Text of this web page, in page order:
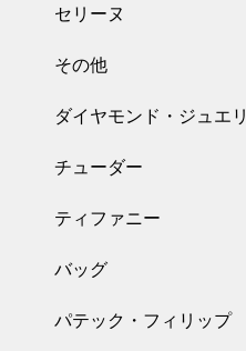
セリーヌ
その他
ダイヤモンド・ジュエ
チューダー
ティファニー
バッグ
パテック・フィリップ